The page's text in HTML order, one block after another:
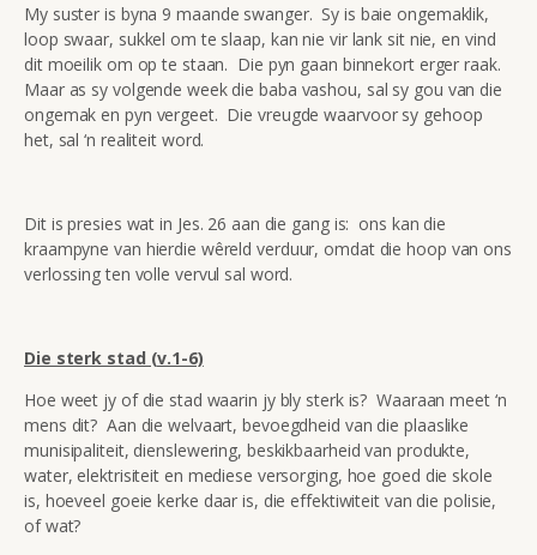
My suster is byna 9 maande swanger. Sy is baie ongemaklik,
loop swaar, sukkel om te slaap, kan nie vir lank sit nie, en vind
dit moeilik om op te staan. Die pyn gaan binnekort erger raak.
Maar as sy volgende week die baba vashou, sal sy gou van die
ongemak en pyn vergeet. Die vreugde waarvoor sy gehoop
het, sal ‘n realiteit word.
Dit is presies wat in Jes. 26 aan die gang is: ons kan die
kraampyne van hierdie wêreld verduur, omdat die hoop van ons
verlossing ten volle vervul sal word.
Die sterk stad (v.1-6)
Hoe weet jy of die stad waarin jy bly sterk is? Waaraan meet ‘n
mens dit? Aan die welvaart, bevoegdheid van die plaaslike
munisipaliteit, dienslewering, beskikbaarheid van produkte,
water, elektrisiteit en mediese versorging, hoe goed die skole
is, hoeveel goeie kerke daar is, die effektiwiteit van die polisie,
of wat?